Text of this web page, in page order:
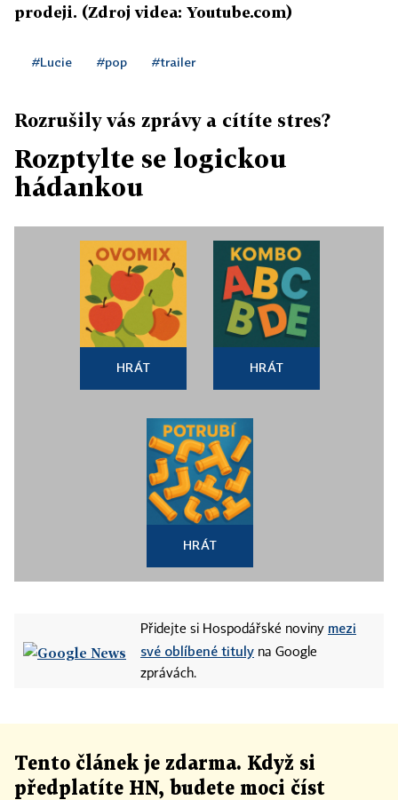
prodeji. (Zdroj videa: Youtube.com)
#Lucie #pop #trailer
Rozrušily vás zprávy a cítíte stres?
Rozptylte se logickou
hádankou
HRÁT HRÁT
HRÁT
Přidejte si Hospodářské noviny mezi
své oblíbené tituly na Google
zprávách.
Tento článek je zdarma. Když si
předplatíte HN, budete moci číst